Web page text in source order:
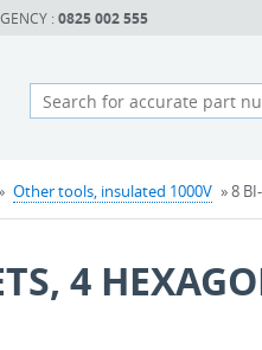
: 0825 002 555
Other tools, insulated 1000V » 8
4